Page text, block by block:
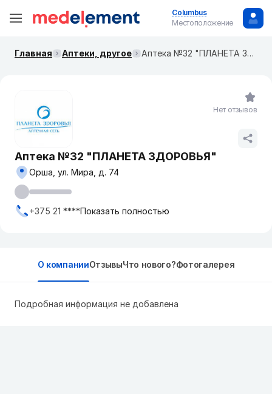
Columbus
Местоположение
Главная Аптеки, другое Аптека №32 "ПЛАНЕТА ЗДОРОВЬЯ"
Аптека №32 "ПЛАНЕТА ЗДОРОВЬЯ"
Орша, ул. Мира, д. 74
+375 21 ****Показать полностью
Нет отзывов
О компанииОтзывыЧто нового?Фотогалерея
Подробная информация не добавлена